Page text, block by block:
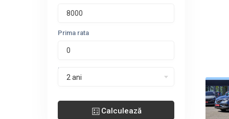
Prima rata
Perioada leasing
2 ani
Calculează